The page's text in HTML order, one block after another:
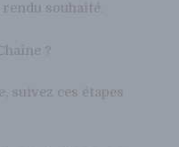
souhaité.
?
suivez ces étapes